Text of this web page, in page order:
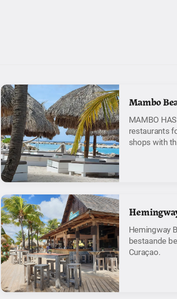
Mambo
MAMBO
restaurants
shops with
Hemingway
bestaande
Curaçao.